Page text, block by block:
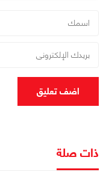
اضف تعليق
ذات صلة